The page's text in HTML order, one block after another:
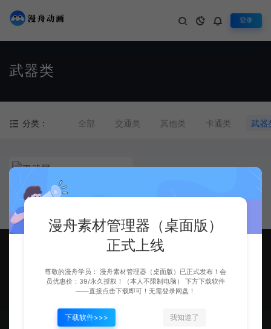
登录
武器类
分类： 全部 交通类 其他类 卡通类 武器
刀武器
漫舟动画，让做动画更便捷！
漫舟动画 © 2024 - 2025 - MANZHOUDONGHUA.CN & MZ
漫舟素材管理器（桌面版）
正式上线
尊敬的漫舟学员： 漫舟素材管理器（桌面版）已正式发布！会
员优惠价：39/永久授权！（本人不限制电脑） 下方下载软件
——直接点击下载即可！无需登录网盘！
下载软件>>> 我知道了